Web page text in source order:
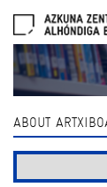
navigation
ABOUT